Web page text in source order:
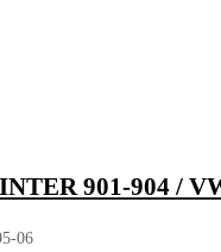
901-904 /
06